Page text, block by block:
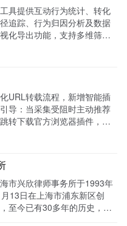
具提供互动行为统计、转化
追踪、行为归因分析及数据
化导出功能，支持多维筛选
URL转载流程，新增智能插
导：当采集受阻时主动推荐
转下载官方浏览器插件，有
海市兴欣律师事务所于1993年
13日在上海市浦东新区创
至今已有30多年的历史，致